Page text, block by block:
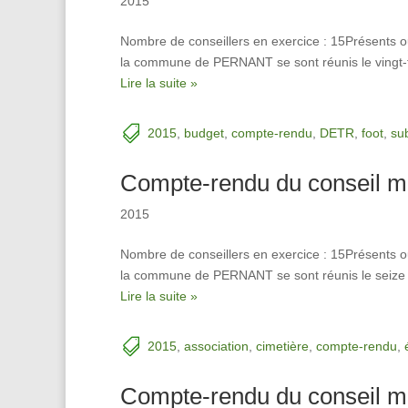
Nombre de conseillers en exercice : 15Présents
la commune de PERNANT se sont réunis le
Lire la suite »
2015 budget compte-rendu DETR foot
Compte-rendu du conseil
2015
Nombre de conseillers en exercice : 15Présents
la commune de PERNANT se sont réunis le
Lire la suite »
2015 association cimetière compte-rendu
Compte-rendu du conseil